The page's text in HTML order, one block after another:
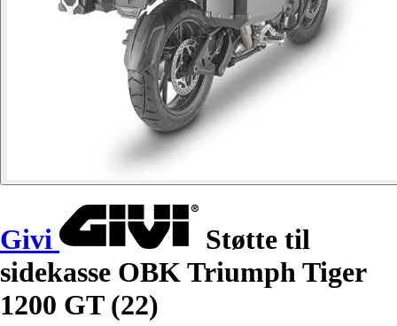
Givi
Støtte til
sidekasse OBK Triumph Tiger
1200 GT (22)